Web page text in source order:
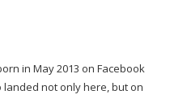
in May 2013 on Facebook
not only here, but on